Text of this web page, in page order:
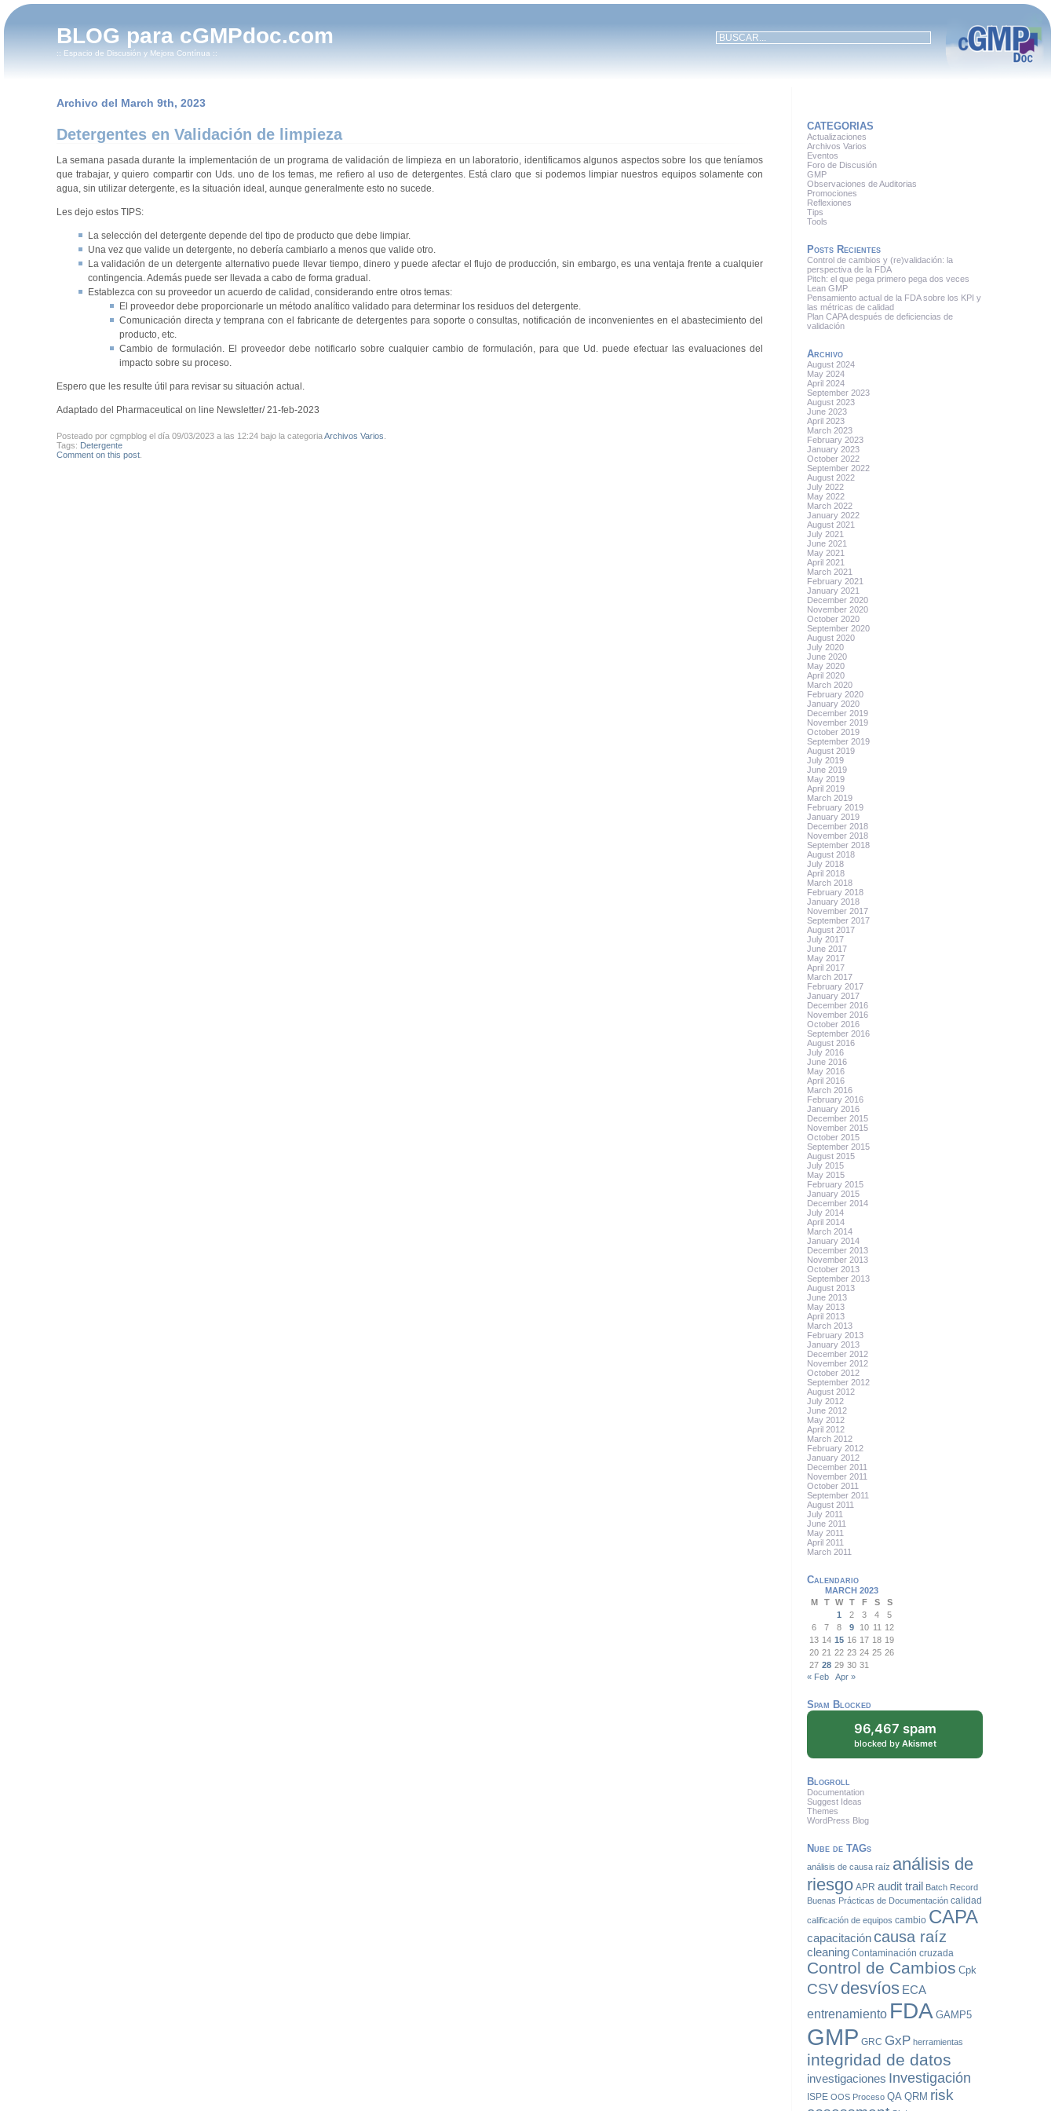
BLOG para cGMPdoc.com
:: Espacio de Discusión y Mejora Contínua ::
Archivo del March 9th, 2023
Detergentes en Validación de limpieza
La semana pasada durante la implementación de un programa de validación de limpieza en un laboratorio, identificamos algunos aspectos sobre los que teníamos
que trabajar, y quiero compartir con Uds. uno de los temas, me refiero al uso de detergentes. Está claro que si podemos limpiar nuestros equipos solamente con
agua, sin utilizar detergente, es la situación ideal, aunque generalmente esto no sucede.
Les dejo estos TIPS:
La selección del detergente depende del tipo de producto que debe limpiar.
Una vez que valide un detergente, no debería cambiarlo a menos que valide otro.
La validación de un detergente alternativo puede llevar tiempo, dinero y puede afectar el flujo de producción, sin embargo, es una ventaja frente a cualquier
contingencia. Además puede ser llevada a cabo de forma gradual.
Establezca con su proveedor un acuerdo de calidad, considerando entre otros temas:
El proveedor debe proporcionarle un método analítico validado para determinar los residuos del detergente.
Comunicación directa y temprana con el fabricante de detergentes para soporte o consultas, notificación de inconvenientes en el abastecimiento del
producto, etc.
Cambio de formulación. El proveedor debe notificarlo sobre cualquier cambio de formulación, para que Ud. puede efectuar las evaluaciones del
impacto sobre su proceso.
Espero que les resulte útil para revisar su situación actual.
Adaptado del Pharmaceutical on line Newsletter/ 21-feb-2023
Posteado por cgmpblog el día 09/03/2023 a las 12:24 bajo la categoriaArchivos Varios
Tags: Detergente
Comment on this post.
CATEGORIAS
Actualizaciones
Archivos Varios
Eventos
Foro de Discusión
GMP
Observaciones de Auditorias
Promociones
Reflexiones
Tips
Tools
Posts Recientes
Control de cambios y (re)validación: la
perspectiva de la FDA
Pitch: el que pega primero pega dos veces
Lean GMP
Pensamiento actual de la FDA sobre los KPI y
las métricas de calidad
Plan CAPA después de deficiencias de
validación
Archivo
August 2024
May 2024
April 2024
September 2023
August 2023
June 2023
April 2023
March 2023
February 2023
January 2023
October 2022
September 2022
August 2022
July 2022
May 2022
March 2022
January 2022
August 2021
July 2021
June 2021
May 2021
April 2021
March 2021
February 2021
January 2021
December 2020
November 2020
October 2020
September 2020
August 2020
July 2020
June 2020
May 2020
April 2020
March 2020
February 2020
January 2020
December 2019
November 2019
October 2019
September 2019
August 2019
July 2019
June 2019
May 2019
April 2019
March 2019
February 2019
January 2019
December 2018
November 2018
September 2018
August 2018
July 2018
April 2018
March 2018
February 2018
January 2018
November 2017
September 2017
August 2017
July 2017
June 2017
May 2017
April 2017
March 2017
February 2017
January 2017
December 2016
November 2016
October 2016
September 2016
August 2016
July 2016
June 2016
May 2016
April 2016
March 2016
February 2016
January 2016
December 2015
November 2015
October 2015
September 2015
August 2015
July 2015
May 2015
February 2015
January 2015
December 2014
July 2014
April 2014
March 2014
January 2014
December 2013
November 2013
October 2013
September 2013
August 2013
June 2013
May 2013
April 2013
March 2013
February 2013
January 2013
December 2012
November 2012
October 2012
September 2012
August 2012
July 2012
June 2012
May 2012
April 2012
March 2012
February 2012
January 2012
December 2011
November 2011
October 2011
September 2011
August 2011
July 2011
June 2011
May 2011
April 2011
March 2011
Calendario
MARCH 2023
M
T W T F S
S
1
2 3 4
5
6
7 8 9 10 11 12
13 14 15 16 17 18 19
20 21 22 23 24 25 26
27 28 29 30 31
« Feb
Apr »
Spam Blocked
96,467 spam
blocked by Akismet
Blogroll
Documentation
Suggest Ideas
Themes
WordPress Blog
Nube de TAGs
análisis de causa raíz análisis de
riesgo APR audit trail Batch Record
Buenas Prácticas de Documentación calidad
calificación de equipos cambio CAPA
capacitacióncausa raíz
cleaning Contaminación cruzada
Control de Cambios Cpk
CSVdesvíos ECA
entrenamiento FDA GAMP5
GMP GRC GxP herramientas
integridad de datos
investigaciones Investigación
ISPE OOS Proceso QA QRM risk